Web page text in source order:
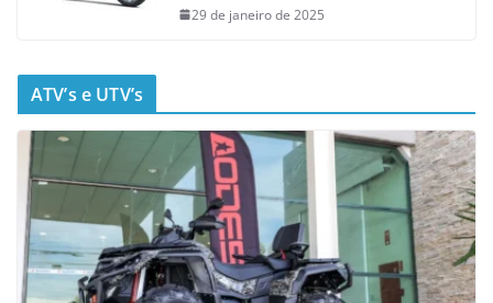
29 de janeiro de 2025
ATV’s e UTV’s